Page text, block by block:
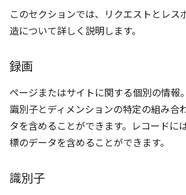
このセクションでは、リクエストとレス
造について詳しく説明します。
録画
ページまたはサイトに関する個別の情報
識別子とディメンションの特定の組み合
タを含めることができます。レコードに
標のデータを含めることができます。
識別子